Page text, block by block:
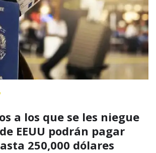
a los que se les niegue
EEUU podrán pagar
250,000 dólares